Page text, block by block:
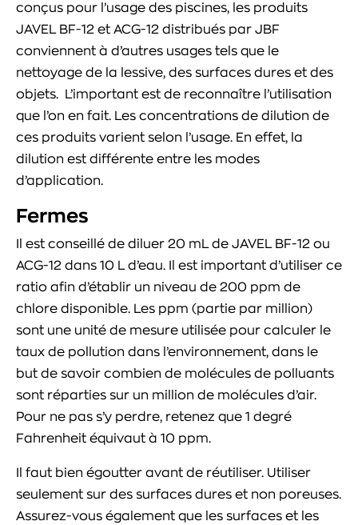
conçus pour l’usage des piscines, les produits
JAVEL BF-12 et ACG-12 distribués par JBF
conviennent à d’autres usages tels que le
nettoyage de la lessive, des surfaces dures et des
objets. L’important est de reconnaître l’utilisation
que l’on en fait. Les concentrations de dilution de
ces produits varient selon l’usage. En effet, la
dilution est différente entre les modes
d’application.
Fermes
Il est conseillé de diluer 20 mL de JAVEL BF-12 ou
ACG-12 dans 10 L d’eau. Il est important d’utiliser ce
ratio afin d’établir un niveau de 200 ppm de
chlore disponible. Les ppm (partie par million)
sont une unité de mesure utilisée pour calculer le
taux de pollution dans l’environnement, dans le
but de savoir combien de molécules de polluants
sont réparties sur un million de molécules d’air.
Pour ne pas s’y perdre, retenez que 1 degré
Fahrenheit équivaut à 10 ppm.
Il faut bien égoutter avant de réutiliser. Utiliser
seulement sur des surfaces dures et non poreuses.
Assurez-vous également que les surfaces et les